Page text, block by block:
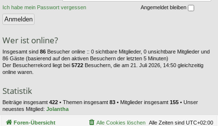
Ich habe mein Passwort vergessen
Angemeldet bleiben
Wer ist online?
Insgesamt sind 86 Besucher online :: 0 sichtbare Mitglieder, 0 unsichtbare Mitglieder und
86 Gäste (basierend auf den aktiven Besuchern der letzten 5 Minuten)
Der Besucherrekord liegt bei 5722 Besuchern, die am 21. Juli 2026, 14:50 gleichzeitig
online waren.
Statistik
Beiträge insgesamt 422 • Themen insgesamt 83 • Mitglieder insgesamt 155 • Unser
neuestes Mitglied: Jolantha
Foren-Übersicht Alle Zeiten sind UTC+02:00
Alle Cookies löschen